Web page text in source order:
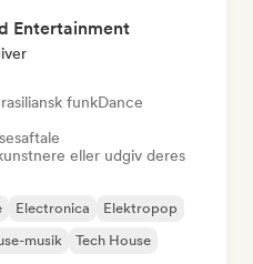
Entertainment
funkDance
eller udgiv deres
Electronica
Elektropop
musik Tech House